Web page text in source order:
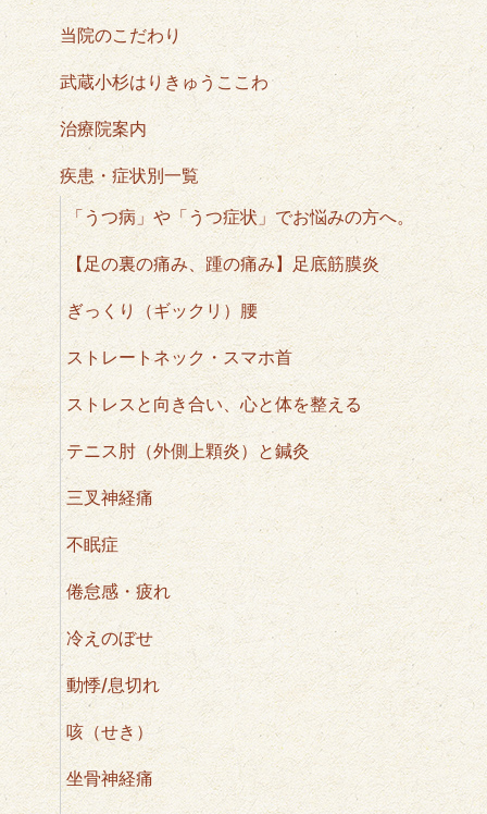
当院のこだわり
武蔵小杉はりきゅうここわ
治療院案内
疾患・症状別一覧
「うつ病」や「うつ症状」でお悩みの方へ。
【足の裏の痛み、踵の痛み】足底筋膜炎
ぎっくり（ギックリ）腰
ストレートネック・スマホ首
ストレスと向き合い、心と体を整える
テニス肘（外側上顆炎）と鍼灸
三叉神経痛
不眠症
倦怠感・疲れ
冷えのぼせ
動悸/息切れ
咳（せき）
坐骨神経痛